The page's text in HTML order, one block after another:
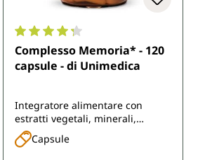
Valutazione media di 4.2 su 5 stelle
Complesso Memoria* - 120
capsule - di Unimedica
Integratore alimentare con
estratti vegetali, minerali,
vitamine, DHA, caffeina, colina,
Q10 e acido R-alfa-lipoico
Capsule